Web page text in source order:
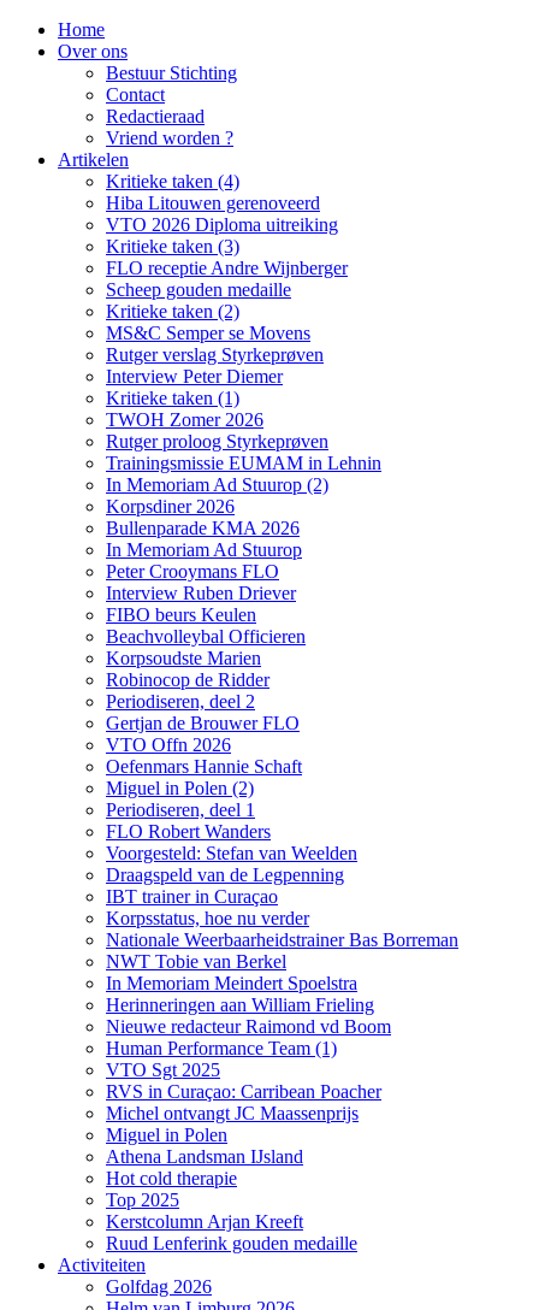
Home
Over ons
Bestuur Stichting
Contact
Redactieraad
Vriend worden ?
Artikelen
Kritieke taken (4)
Hiba Litouwen gerenoveerd
VTO 2026 Diploma uitreiking
Kritieke taken (3)
FLO receptie Andre Wijnberger
Scheep gouden medaille
Kritieke taken (2)
MS&C Semper se Movens
Rutger verslag Styrkeprøven
Interview Peter Diemer
Kritieke taken (1)
TWOH Zomer 2026
Rutger proloog Styrkeprøven
Trainingsmissie EUMAM in Lehnin
In Memoriam Ad Stuurop (2)
Korpsdiner 2026
Bullenparade KMA 2026
In Memoriam Ad Stuurop
Peter Crooymans FLO
Interview Ruben Driever
FIBO beurs Keulen
Beachvolleybal Officieren
Korpsoudste Marien
Robinocop de Ridder
Periodiseren, deel 2
Gertjan de Brouwer FLO
VTO Offn 2026
Oefenmars Hannie Schaft
Miguel in Polen (2)
Periodiseren, deel 1
FLO Robert Wanders
Voorgesteld: Stefan van Weelden
Draagspeld van de Legpenning
IBT trainer in Curaçao
Korpsstatus, hoe nu verder
Nationale Weerbaarheidstrainer Bas Borreman
NWT Tobie van Berkel
In Memoriam Meindert Spoelstra
Herinneringen aan William Frieling
Nieuwe redacteur Raimond vd Boom
Human Performance Team (1)
VTO Sgt 2025
RVS in Curaçao: Carribean Poacher
Michel ontvangt JC Maassenprijs
Miguel in Polen
Athena Landsman IJsland
Hot cold therapie
Top 2025
Kerstcolumn Arjan Kreeft
Ruud Lenferink gouden medaille
Activiteiten
Golfdag 2026